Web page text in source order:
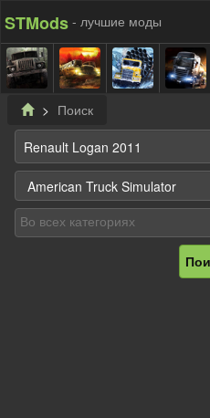
STMods - лучшие моды
Поиск